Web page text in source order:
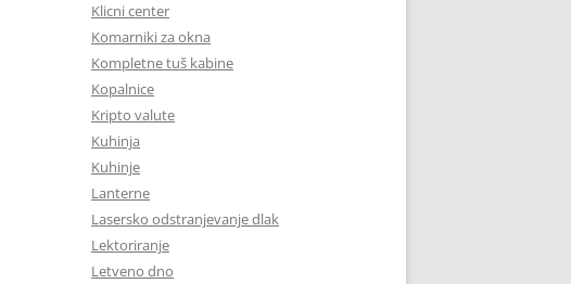
Klicni center
Komarniki za okna
Kompletne tuš kabine
Kopalnice
Kripto valute
Kuhinja
Kuhinje
Lanterne
Lasersko odstranjevanje dlak
Lektoriranje
Letveno dno